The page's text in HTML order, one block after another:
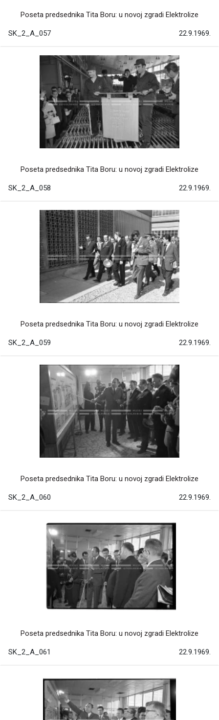
Poseta predsednika Tita Boru: u novoj zgradi Elektrolize
SK_2_A_057 22.9.1969.
Poseta predsednika Tita Boru: u novoj zgradi Elektrolize
SK_2_A_058 22.9.1969.
Poseta predsednika Tita Boru: u novoj zgradi Elektrolize
SK_2_A_059 22.9.1969.
Poseta predsednika Tita Boru: u novoj zgradi Elektrolize
SK_2_A_060 22.9.1969.
Poseta predsednika Tita Boru: u novoj zgradi Elektrolize
SK_2_A_061 22.9.1969.